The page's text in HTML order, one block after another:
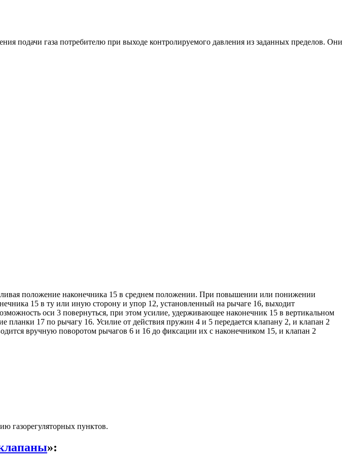
подачи газа потребителю при выходе контролируемого давления из заданных пределов. Они
положение наконечника 15 в среднем положении. При повышении или понижении
15 в ту или иную сторону и упор 12, установленный на рычаге 16, выходит
оси 3 повернуться, при этом усилие, удерживающее наконечник 15 в вертикальном
17 по рычагу 16. Усилие от действия пружин 4 и 5 передается клапану 2, и клапан 2
вручную поворотом рычагов 6 и 16 до фиксации их с наконечником 15, и клапан 2
газорегуляторных пунктов.
»: